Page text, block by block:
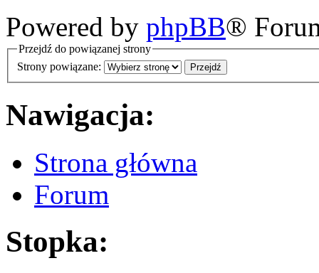
Powered by phpBB®
Przejdź do powiązanej strony
Strony powiązane:
Nawigacja:
Strona główna
Forum
Stopka: